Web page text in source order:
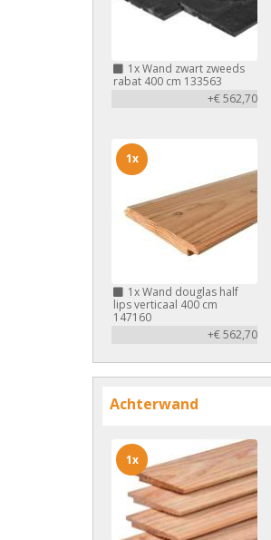
1xWand zwart zweeds
rabat 400 cm 133563
+€ 562,70
1xWand douglas half
lips verticaal 400 cm
147160
+€ 562,70
1x
Achterwand
1x